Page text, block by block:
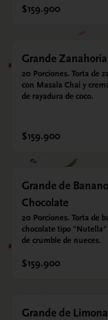
$159.900
Grande
20 Porciones. Torta de
con Masala Chai y
de rayadura de coco.
$159.900
Grande de
Chocolate
20 Porciones. Torta de
chocolate tipo "Nutella"
de crumble de nueces.
$159.900
Grande de